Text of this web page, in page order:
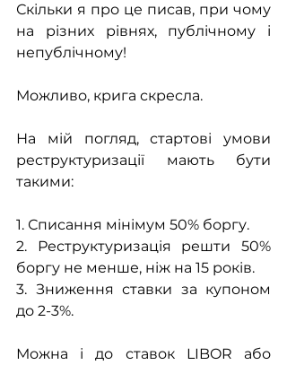
Скільки я про це писав, при чому
на різних рівнях, публічному і
непублічному!
Можливо, крига скресла.
На мій погляд, стартові умови
реструктуризації мають бути
такими:
1. Списання мінімум 50% боргу.
2. Реструктуризація решти 50%
боргу не менше, ніж на 15 років.
3. Зниження ставки за купоном
до 2-3%.
Можна і до ставок LIBOR або